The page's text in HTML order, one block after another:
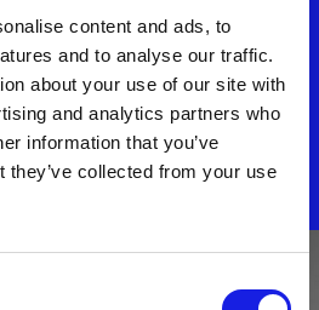
content and ads, to
and to analyse our traffic.
about your use of our site with
and analytics partners who
information that you’ve
they’ve collected from your use
ALL NEWS